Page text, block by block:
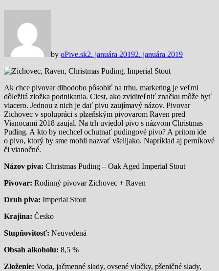
by oPive.sk2. januára 20192. januára 2019
Ak chce pivovar dlhodobo pôsobiť na trhu, marketing je veľmi
dôležitá zložka podnikania. Ciest, ako zviditeľniť značku môže byť
viacero. Jednou z nich je dať pivu zaujímavý názov. Pivovar
Zichovec v spolupráci s plzeňským pivovarom Raven pred
Vianocami 2018 zaujal. Na trh uviedol pivo s názvom Christmas
Puding. A kto by nechcel ochutnať pudingové pivo? A pritom ide
o pivo, ktorý by sme mohli nazvať všelijako. Napríklad aj perníkové
či vianočné.
Názov piva: Christmas Puding – Oak Aged Imperial Stout
Pivovar: Rodinný pivovar Zichovec + Raven
Druh piva: Imperial Stout
Krajina: Česko
Stupňovitosť: Neuvedená
Obsah alkoholu: 8,5 %
Zloženie: Voda, jačmenné slady, ovsené vločky, pšeničné slady,